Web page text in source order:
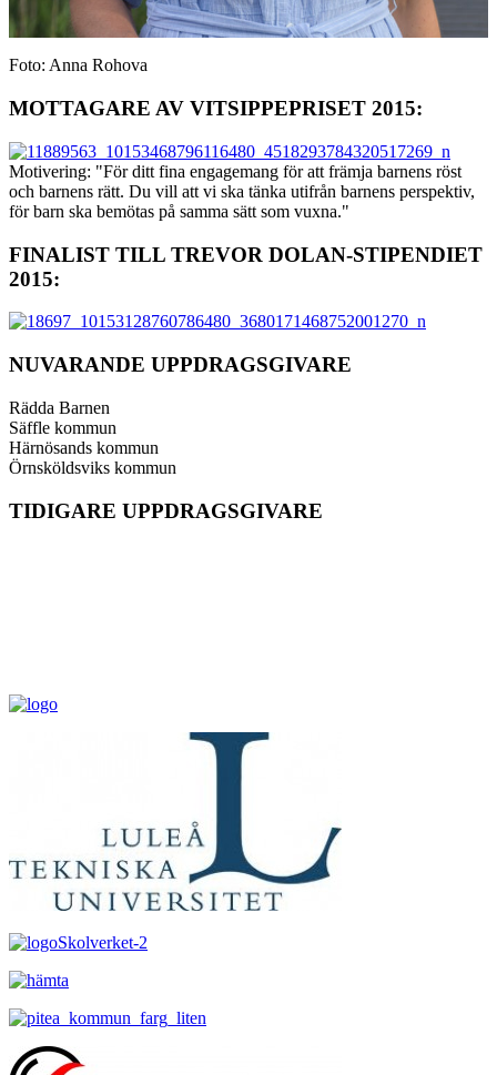
Foto: Anna Rohova
MOTTAGARE AV VITSIPPEPRISET 2015:
Motivering: "För ditt fina engagemang för att främja barnens röst
och barnens rätt. Du vill att vi ska tänka utifrån barnens perspektiv,
för barn ska bemötas på samma sätt som vuxna."
FINALIST TILL TREVOR DOLAN-STIPENDIET
2015:
NUVARANDE UPPDRAGSGIVARE
Rädda Barnen
Säffle kommun
Härnösands kommun
Örnsköldsviks kommun
TIDIGARE UPPDRAGSGIVARE